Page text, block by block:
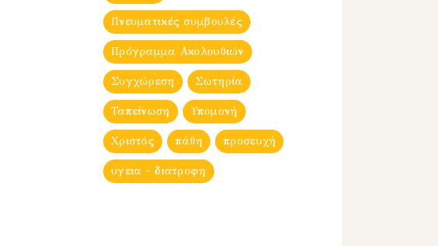
Πνευματικές συμβουλές
Πρόγραμμα Ακολουθιών
Συγχώρεση Σωτηρία
Ταπείνωση Υπομονή
Χριστός πάθη προσευχή
υγεια - διατροφη